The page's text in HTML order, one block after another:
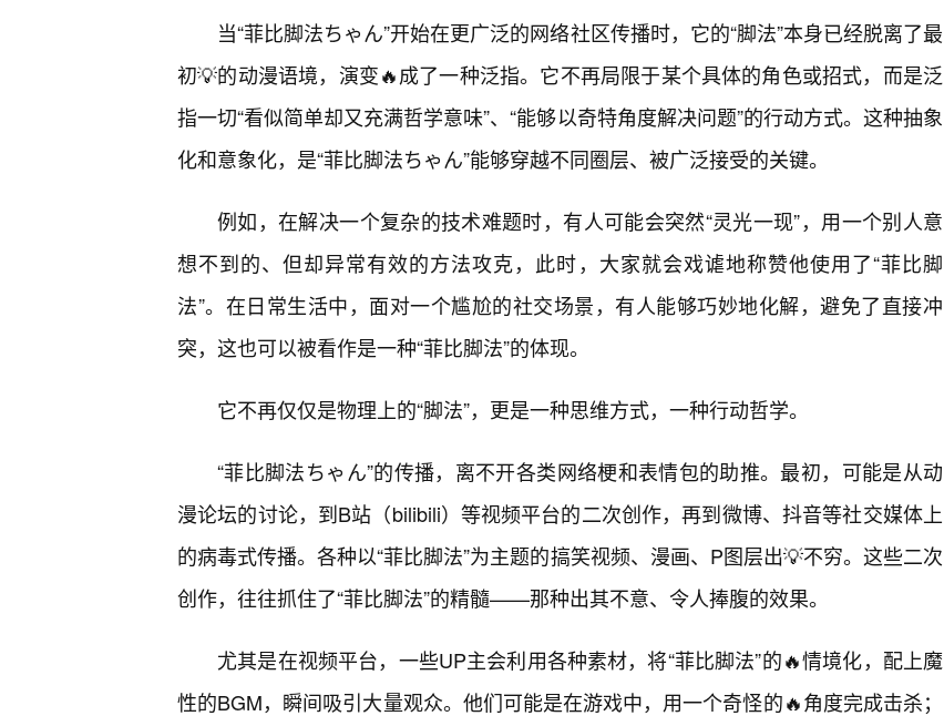
当“菲比脚法ちゃん”开始在更广泛的网络社区传播时，它的“脚法”本身已经脱离了最
初💡的动漫语境，演变🔥成了一种泛指。它不再局限于某个具体的角色或招式，而是泛
指一切“看似简单却又充满哲学意味”、“能够以奇特角度解决问题”的行动方式。这种抽象
化和意象化，是“菲比脚法ちゃん”能够穿越不同圈层、被广泛接受的关键。
例如，在解决一个复杂的技术难题时，有人可能会突然“灵光一现”，用一个别人意
想不到的、但却异常有效的方法攻克，此时，大家就会戏谑地称赞他使用了“菲比脚
法”。在日常生活中，面对一个尴尬的社交场景，有人能够巧妙地化解，避免了直接冲
突，这也可以被看作是一种“菲比脚法”的体现。
它不再仅仅是物理上的“脚法”，更是一种思维方式，一种行动哲学。
“菲比脚法ちゃん”的传播，离不开各类网络梗和表情包的助推。最初，可能是从动
漫论坛的讨论，到B站（bilibili）等视频平台的二次创作，再到微博、抖音等社交媒体上
的病毒式传播。各种以“菲比脚法”为主题的搞笑视频、漫画、P图层出💡不穷。这些二次
创作，往往抓住了“菲比脚法”的精髓——那种出其不意、令人捧腹的效果。
尤其是在视频平台，一些UP主会利用各种素材，将“菲比脚法”的🔥情境化，配上魔
性的BGM，瞬间吸引大量观众。他们可能是在游戏中，用一个奇怪的🔥角度完成击杀；